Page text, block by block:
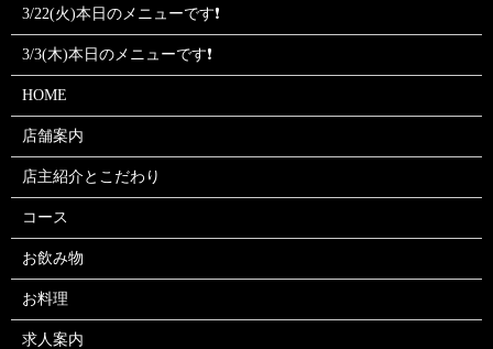
3/22(火)本日のメニューです❗
3/3(木)本日のメニューです❗
HOME
店舗案内
店主紹介とこだわり
コース
お飲み物
お料理
求人案内